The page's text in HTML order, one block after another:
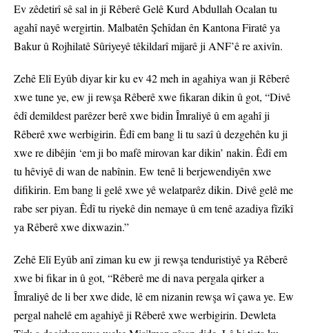
Ev zêdetirî sê sal in ji Rêberê Gelê Kurd Abdullah Ocalan tu
agahî nayê wergirtin. Malbatên Şehîdan ên Kantona Firatê ya
Bakur û Rojhilatê Sûriyeyê têkildarî mijarê ji ANF’ê re axivîn.
Zehê Elî Eyûb diyar kir ku ev 42 meh in agahiya wan ji Rêberê
xwe tune ye, ew ji rewşa Rêberê xwe fikaran dikin û got, “Divê
êdî demildest parêzer berê xwe bidin Îmraliyê û em agahî ji
Rêberê xwe werbigirin. Êdî em bang li tu sazî û dezgehên ku ji
xwe re dibêjin ‘em ji bo mafê mirovan kar dikin’ nakin. Êdî em
tu hêviyê di wan de nabînin. Ew tenê li berjewendiyên xwe
difikirin. Em bang li gelê xwe yê welatparêz dikin. Divê gelê me
rabe ser piyan. Êdî tu riyekê din nemaye û em tenê azadiya fîzîkî
ya Rêberê xwe dixwazin.”
Zehê Elî Eyûb anî ziman ku ew ji rewşa tenduristiyê ya Rêberê
xwe bi fikar in û got, “Rêberê me di nava pergala qirker a
Îmraliyê de li ber xwe dide, lê em nizanin rewşa wî çawa ye. Ew
pergal nahelê em agahiyê ji Rêberê xwe werbigirin. Dewleta